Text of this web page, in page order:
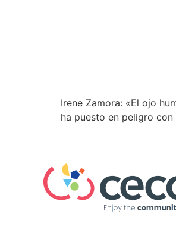
Irene Zamora: «El ojo
ha puesto en peligro